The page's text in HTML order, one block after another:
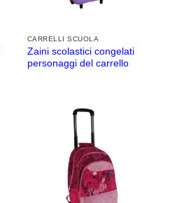
CARRELLI SCUOLA
Zaini scolastici congelati
personaggi del carrello